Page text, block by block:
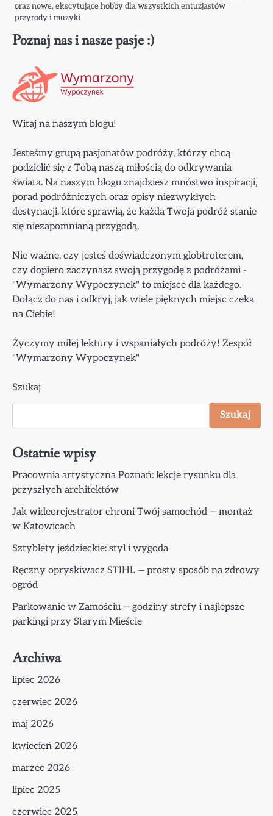
oraz nowe, ekscytujące hobby dla wszystkich entuzjastów
przyrody i muzyki.
Poznaj nas i nasze pasje :)
Witaj na naszym blogu!
Jesteśmy grupą pasjonatów podróży, którzy chcą
podzielić się z Tobą naszą miłością do odkrywania
świata. Na naszym blogu znajdziesz mnóstwo inspiracji,
porad podróżniczych oraz opisy niezwykłych
destynacji, które sprawią, że każda Twoja podróż stanie
się niezapomnianą przygodą.
Nie ważne, czy jesteś doświadczonym globtroterem,
czy dopiero zaczynasz swoją przygodę z podróżami -
"Wymarzony Wypoczynek" to miejsce dla każdego.
Dołącz do nas i odkryj, jak wiele pięknych miejsc czeka
na Ciebie!
Życzymy miłej lektury i wspaniałych podróży! Zespół
"Wymarzony Wypoczynek"
Szukaj
Szukaj
Ostatnie wpisy
Pracownia artystyczna Poznań: lekcje rysunku dla
przyszłych architektów
Jak wideorejestrator chroni Twój samochód — montaż
w Katowicach
Sztyblety jeździeckie: styl i wygoda
Ręczny opryskiwacz STIHL — prosty sposób na zdrowy
ogród
Parkowanie w Zamościu — godziny strefy i najlepsze
parkingi przy Starym Mieście
Archiwa
lipiec 2026
czerwiec 2026
maj 2026
kwiecień 2026
marzec 2026
lipiec 2025
czerwiec 2025